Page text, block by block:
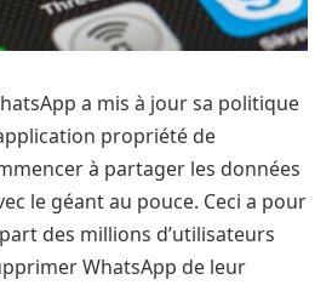
a mis à jour sa politique
propriété de
à partager les données
le géant au pouce. Ceci a pour
des millions d’utilisateurs
WhatsApp de leur